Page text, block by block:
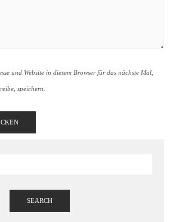
und Website in diesem Browser für das nächste Mal,
speichern.
SEARCH